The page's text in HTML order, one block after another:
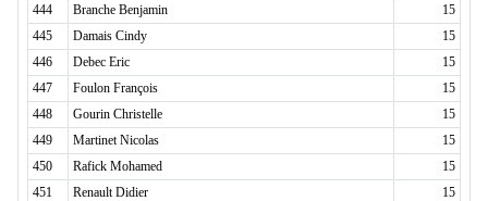
444
Branche Benjamin
15
445
Damais Cindy
15
446
Debec Eric
15
447
Foulon François
15
448
Gourin Christelle
15
449
Martinet Nicolas
15
450
Rafick Mohamed
15
451
Renault Didier
15